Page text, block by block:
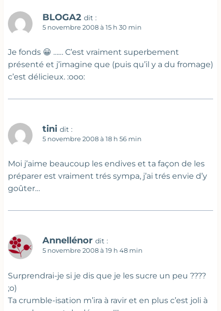
BLOGA2 dit :
5 novembre 2008 à 15 h 30 min
Je fonds 😀 …… C’est vraiment superbement
présenté et j’imagine que (puis qu’il y a du fromage)
c’est délicieux. :ooo:
tini dit :
5 novembre 2008 à 18 h 56 min
Moi j’aime beaucoup les endives et ta façon de les
préparer est vraiment trés sympa, j’ai trés envie d’y
goûter…
Annellénor dit :
5 novembre 2008 à 19 h 48 min
Surprendrai-je si je dis que je les sucre un peu ????
;o)
Ta crumble-isation m’ira à ravir et en plus c’est joli à